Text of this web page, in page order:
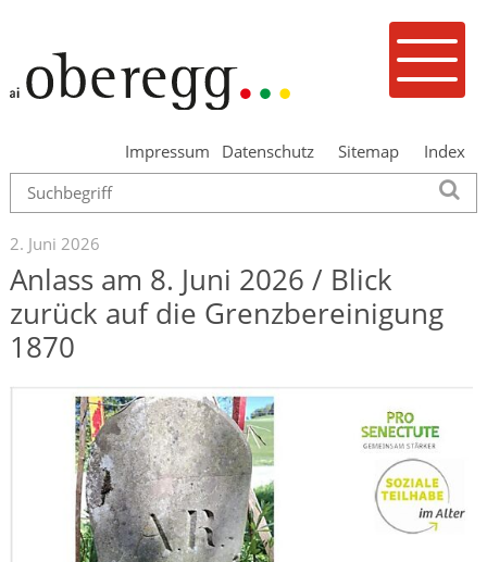
Index
Sitemap
Datenschutz
Impressum
Suche
Menu
2. Juni 2026
Anlass am 8. Juni 2026 / Blick
zurück auf die Grenzbereinigung
1870